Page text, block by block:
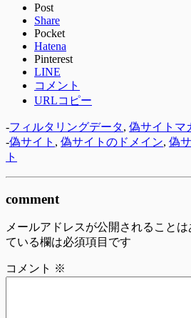
Post
Share
Pocket
Hatena
Pinterest
LINE
コメント
URLコピー
-フィルタリングデータ, 偽サイトマ
-偽サイト , 偽サイトのドメイン, 偽
ト
comment
メールアドレスが公開されることは
ている欄は必須項目です
コメント ※